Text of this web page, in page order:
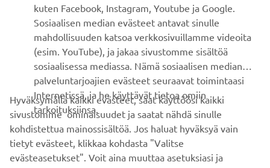
UUTISKIRJE
Ole ensimmäinen, joka kuulee uusimmista tarjouksista,
erikoistapahtumista, uusista julkaisuista ja paljon muuta...
TILAA
Lue tietosuojakäytäntömme saadaksesi tietää, miten
kuten Facebook, Instagram, Youtube ja Google.
Sosiaalisen median evästeet antavat sinulle
mahdollisuuden katsoa verkkosivuillamme videoita
(esim. YouTube), ja jakaa sivustomme sisältöä
sosiaalisessa mediassa. Nämä sosiaalisen median
palveluntarjoajien evästeet seuraavat toimintaasi
Internetissä, ja he käyttävät tietoa omiin
tarkoituksiinsa.
Hyväksymällä kaikki evästeet, saat käyttöösi kaikki
sivustomme ominaisuudet ja saatat nähdä sinulle
kohdistettua mainossisältöä. Jos haluat hyväksyä vain
tietyt evästeet, klikkaa kohdasta "Valitse
evästeasetukset". Voit aina muuttaa asetuksiasi ja